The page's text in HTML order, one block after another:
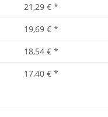
21,29 € *
19,69 € *
18,54 € *
17,40 € *